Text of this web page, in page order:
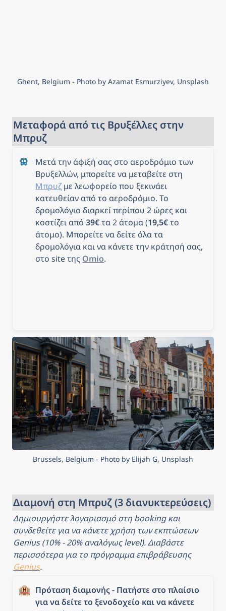
Ghent, Belgium - Photo by Azamat Esmurziyev, Unsplash
Μεταφορά από τις Βρυξέλλες στην
Μπρυζ
Μετά την άφιξή σας στο αεροδρόμιο των
Μπρυζ με λεωφορείο που ξεκινάει
κατευθείαν από το αεροδρόμιο. Το
δρομολόγιο διαρκεί περίπου 2 ώρες και
κοστίζει από 39€ τα 2 άτομα (19,5€ το
άτομο). Μπορείτε να δείτε όλα τα
δρομολόγια και να κάνετε την κράτησή σας,
στο site της Omio.
Brussels, Belgium - Photo by Elijah G, Unsplash
Διαμονή στη Μπρυζ (3 διανυκτερεύσεις)
Δημιουργήστε λογαριασμό στη booking και
συνδεθείτε για να κάνετε χρήση των εκπτώσεων
Genius (10% - 20% αναλόγως level). Διαβάστε
περισσότερα για το πρόγραμμα επιβράβευσης
Genius.
🏨 Πρόταση διαμονής - Πατήστε στο πλαίσιο
για να δείτε το ξενοδοχείο και να κάνετε